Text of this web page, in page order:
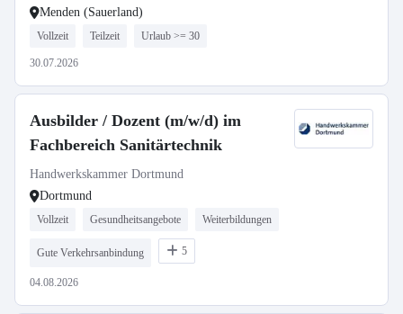
Menden (Sauerland)
Vollzeit Teilzeit Urlaub >= 30
30.07.2026
Ausbilder / Dozent (m/w/d) im
Fachbereich Sanitärtechnik
Handwerkskammer Dortmund
Dortmund
Vollzeit Gesundheitsangebote Weiterbildungen
Gute Verkehrsanbindung 5
04.08.2026